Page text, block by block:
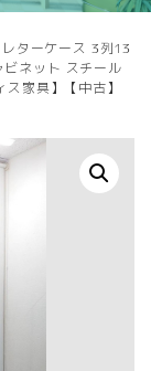
ターケース 3列13
ネット スチール
家具】【中古】